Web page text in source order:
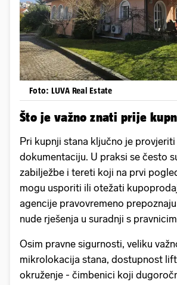
Foto: LUVA Real Estate
Što je važno znati prije
Pri kupnji stana ključno je
dokumentaciju. U praksi se često
zabilježbe i tereti koji na prvi
mogu usporiti ili otežati
agencije pravovremeno
nude rješenja u suradnji s
Osim pravne sigurnosti, veliku
mikrolokacija stana, dostupnost
okruženje - čimbenici koji